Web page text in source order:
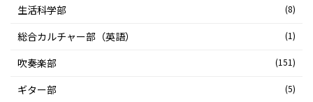
生活科学部 (8)
総合カルチャー部（英語） (1)
吹奏楽部 (151)
ギター部 (5)